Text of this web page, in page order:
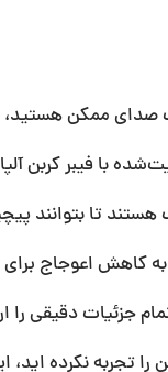
صدای ممکن هستید،
با فیبر کربن
هستند تا بتوانند
کاهش اعوجاج
جزئیات دقیقی
تجربه نکرده